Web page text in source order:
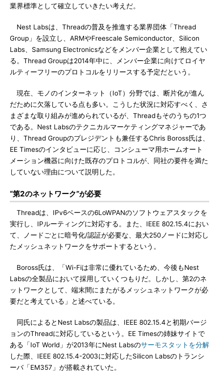
業界標準として確立していきたい考えだ。
Nest Labsは、Threadの普及を推進する業界団体「Thread
Group」を設立し、ARMやFreescale Semiconductor、Silicon
Labs、Samsung Electronicsなどをメンバー企業として抱えてい
る。Thread Groupは2014年中に、メンバー企業に向けてロイヤ
ルティーフリーのプロトコルをリリースする予定だという。
現在、モノのインターネット（IoT）分野では、断片化が進ん
だために欠落している点も多い。こうした状況に対応すべく、さ
まざまな取り組みが進められているが、Threadもそのうちの1つ
である。Nest Labsのテクニカルマーケティングマネジャーであ
り、Thread Groupのプレジデントも兼任するChris Boross氏は、
EE Timesのインタビューに応じ、コンシューマ用ホームオート
メーション機器に向けた既存のプロトコルが、同社の要件を満た
していない理由について説明した。
“第2のネットワーク”が必要
Threadは、IPv6ベースの6LoWPANのソフトウェアスタックを
実行し、IPルーティングに対応する。また、IEEE 802.15.4におい
て、ノードごとに暗号化/認証が必要な、最大250ノードに対応し
たメッシュネットワークをサポートするという。
Boross氏は、「Wi-Fiは非常に優れているため、今後もNest
Labsの全製品において採用していくつもりだ。しかし、第2のネ
ットワークとして、端末間にまたがるメッシュネットワークが必
要だと考えている」と述べている。
同氏によるとNest Labsの製品は、IEEE 802.15.4と初期バージ
ョンのThreadに対応しているという。EE Timesの姉妹サイトで
ある「IoT World」が2013年にNest Labsのサーモスタットを分解
した際、IEEE 802.15.4-2003に対応したSilicon Labsのトランシ
ーバ「EM357」が搭載されていた。